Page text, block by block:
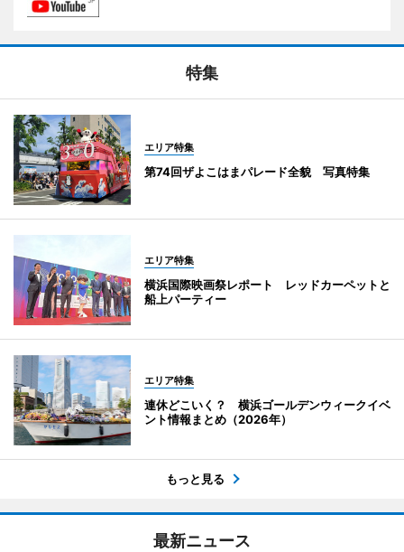
特集
エリア特集
第74回ザよこはまパレード全貌 写真特集
エリア特集
横浜国際映画祭レポート レッドカーペットと
船上パーティー
エリア特集
連休どこいく？ 横浜ゴールデンウィークイベ
ント情報まとめ（2026年）
もっと見る
最新ニュース